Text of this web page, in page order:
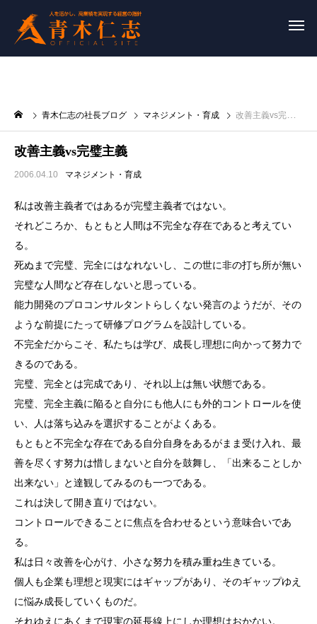
青木仁志の社長ブログ マネジメント・育成 改善主義vs完璧主義
改善主義vs完璧主義
2006.04.10 マネジメント・育成
私は改善主義者ではあるが完璧主義者ではない。
それどころか、もともと人間は不完全な存在であると考えてい
る。
死ぬまで完璧、完全にはなれないし、この世に非の打ち所が無い
完璧な人間など存在しないと思っている。
能力開発のプロコンサルタントらしくない発言のようだが、その
ような前提にたって研修プログラムを設計している。
不完全だからこそ、私たちは学び、成長し理想に向かって努力で
きるのである。
完璧、完全とは完成であり、それ以上は無い状態である。
完璧、完全主義に陥ると自分にも他人にも外的コントロールを使
い、人は落ち込みを選択することがよくある。
もともと不完全な存在である自分自身をあるがまま受け入れ、最
善を尽くす努力は惜しまないと自分を鼓舞し、「出来ることしか
出来ない」と達観してみるのも一つである。
これは決して開き直りではない。
コントロールできることに焦点を合わせるという意味合いであ
る。
私は日々改善を心がけ、小さな努力を積み重ね生きている。
個人も企業も理想と現実にはギャップがあり、そのギャップゆえ
に悩み成長していくものだ。
それゆえにあくまで現実の延長線上にしか理想はおかない。